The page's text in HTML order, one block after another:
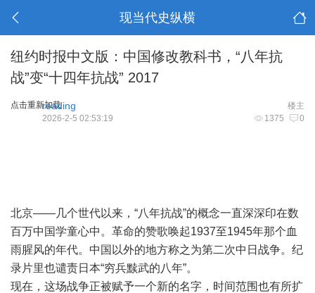
现当代史纵横
纽约时报中文版：中国修改教科书，“八年抗
战”变“十四年抗战” 2017
点击重新加载 楼主
reading
1375 0
2026-2-5 02:53:19
北京——几个世代以来，“八年抗战”的概念一直深深印在数
百万中国学童心中。革命的赞歌唤起1937至1945年那个血
雨腥风的年代。中国以外的地方称之为第二次中日战争。纪
录片里也谴责日本“穷兵黩武的八年”。
现在，这场战争正被赋予一个新的名字，时间范围也有所扩